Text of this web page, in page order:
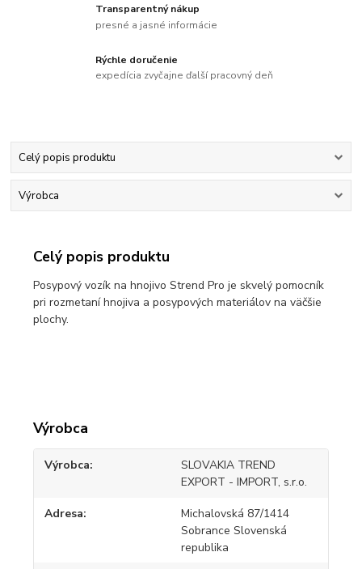
Transparentný nákup
presné a jasné informácie
Rýchle doručenie
expedícia zvyčajne ďalší pracovný deň
Celý popis produktu
Výrobca
Celý popis produktu
Posypový vozík na hnojivo Strend Pro je skvelý pomocník
pri rozmetaní hnojiva a posypových materiálov na väčšie
plochy.
Výrobca
Výrobca
SLOVAKIA TREND
EXPORT - IMPORT, s.r.o.
Adresa
Michalovská 87/1414
Sobrance Slovenská
republika